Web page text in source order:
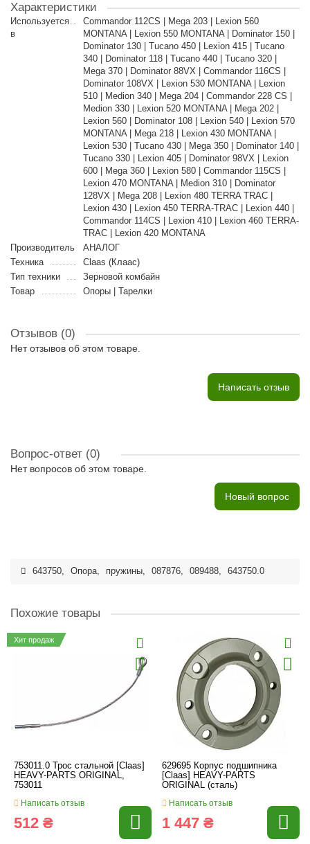
Характеристики
Используется
в
Commandor 112CS | Mega 203 | Lexion 560
MONTANA | Lexion 550 MONTANA | Dominator 150 |
Dominator 130 | Tucano 450 | Lexion 415 | Tucano
340 | Dominator 118 | Tucano 440 | Tucano 320 |
Mega 370 | Dominator 88VX | Commandor 116CS |
Dominator 108VX | Lexion 530 MONTANA | Lexion
510 | Medion 340 | Mega 204 | Commandor 228 CS |
Medion 330 | Lexion 520 MONTANA | Mega 202 |
Lexion 560 | Dominator 108 | Lexion 540 | Lexion 570
MONTANA | Mega 218 | Lexion 430 MONTANA |
Lexion 530 | Tucano 430 | Mega 350 | Dominator 140 |
Tucano 330 | Lexion 405 | Dominator 98VX | Lexion
600 | Mega 360 | Lexion 580 | Commandor 115CS |
Lexion 470 MONTANA | Medion 310 | Dominator
128VX | Mega 208 | Lexion 480 TERRA TRAC |
Lexion 430 | Lexion 450 TERRA-TRAC | Lexion 440 |
Commandor 114CS | Lexion 410 | Lexion 460 TERRA-
TRAC | Lexion 420 MONTANA
Производитель
АНАЛОГ
Техника
Claas (Клаас)
Тип техники
Зерновой комбайн
Товар
Опоры | Тарелки
Отзывов (0)
Нет отзывов об этом товаре.
Написать отзыв
Вопрос-ответ (0)
Нет вопросов об этом товаре.
Новый вопрос
643750, Опора, пружины, 087876, 089488, 643750.0
Похожие товары
Хит продаж
753011.0 Трос стальной [Claas]
HEAVY-PARTS ORIGINAL,
753011
Написать отзыв
512 ₴
629695 Корпус подшипника
[Claas] HEAVY-PARTS
ORIGINAL (сталь)
Написать отзыв
1 447 ₴